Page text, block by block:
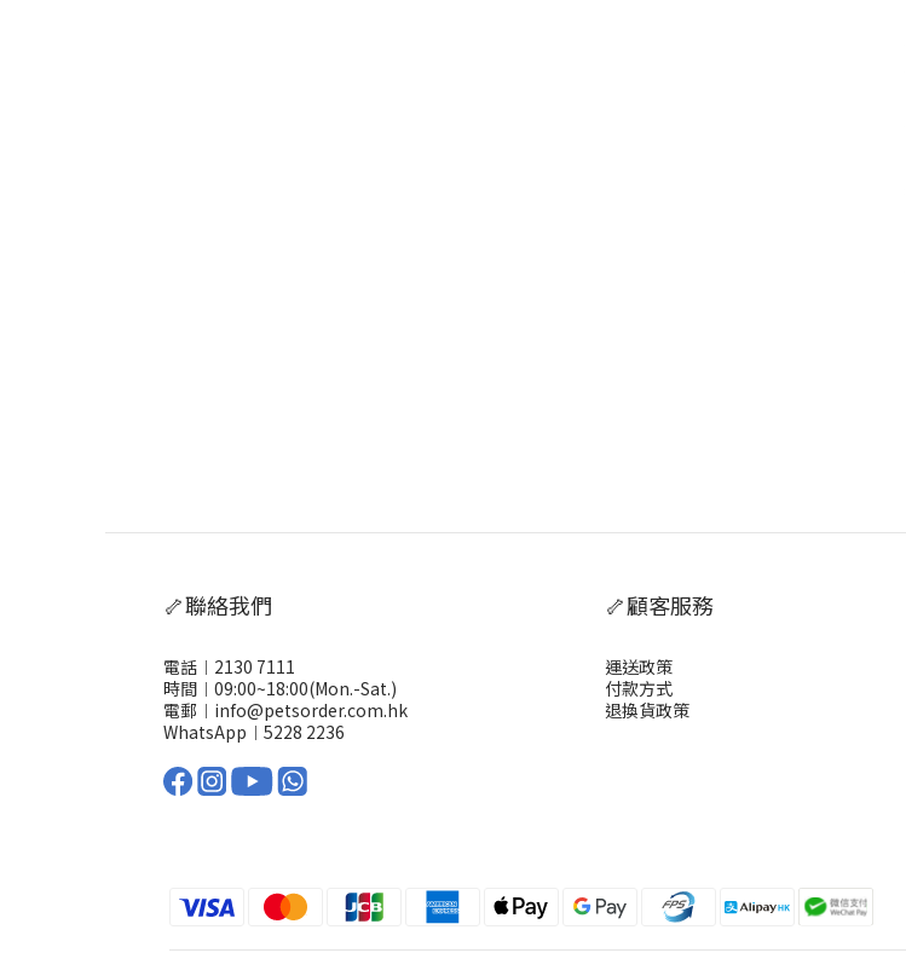
🦴聯絡我們
電話︱2130 7111
時間︱09:00~18:00(Mon.-Sat.)
電郵︱info@petsorder.com.hk
WhatsApp︱ 5228 2236
🦴顧客服務
運送政策
付款方式
退換貨政策